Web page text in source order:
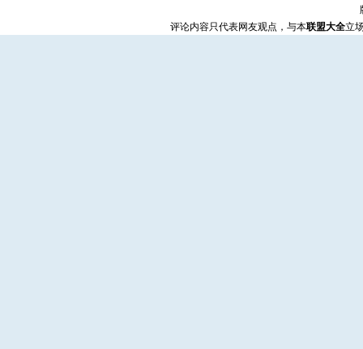
评论内容只代表网友观点，与本联盟大全立